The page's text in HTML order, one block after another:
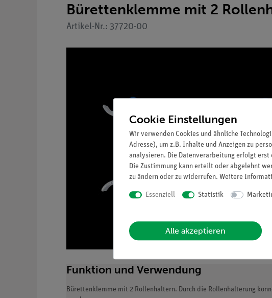
Bürettenklemme mit 2
Artikel-Nr.: 37720-00
Funktion und Verwendung
Bürettenklemme mit 2 Rollenhaltern. Durch die Rollenhalterung
Cookie Einstellungen
Wir verwenden Cookies und ähnliche
Adresse), um z.B. Inhalte und Anzeigen zu
analysieren. Die Datenverarbeitung erfolgt
Die Zustimmung kann erteilt oder abgelehnt
zu ändern oder zu widerrufen. Weitere
Essenziell Statistik
Alle akzeptieren